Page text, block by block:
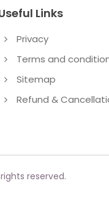
Links
Privacy
Terms and
Sitemap
Refund &
reserved.